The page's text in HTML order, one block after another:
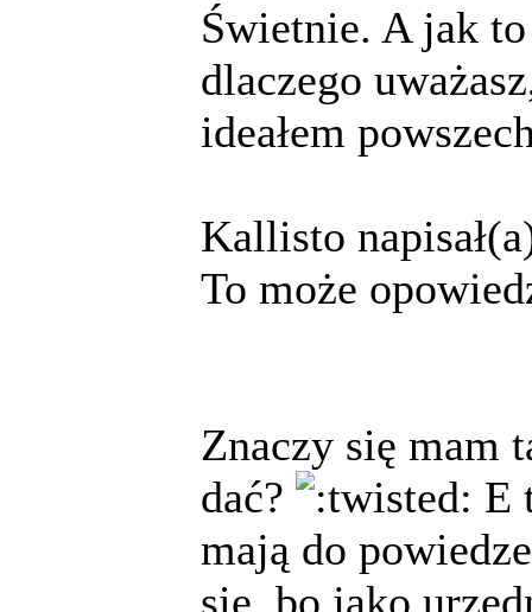
Świetnie. A jak
dlaczego
ideałem
Kallisto
To może
Znaczy się mam
dać?
E
mają do
się, bo jako